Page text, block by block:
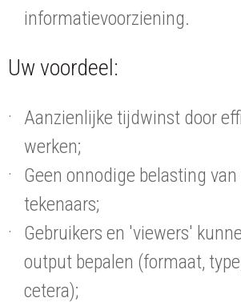
informatievoorziening.
Uw voordeel:
Aanzienlijke tijdwinst door
werken;
Geen onnodige belasting
tekenaars;
Gebruikers en 'viewers'
output bepalen (formaat,
cetera);